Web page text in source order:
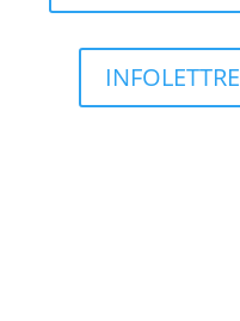
INFOLETTRE